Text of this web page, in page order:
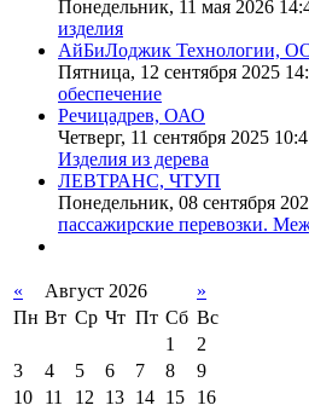
Понедельник, 11 мая 2026
изделия
АйБиЛоджик Технологии,
Пятница, 12 сентября 2025
обеспечение
Речицадрев, ОАО
Четверг, 11 сентября 2025
Изделия из дерева
ЛЕВТРАНС, ЧТУП
Понедельник, 08 сентября
пассажирские перевозки.
« Август 2026
»
Пн Вт Ср Чт Пт Сб Вс
1
2
3
4 5 6 7 8
9
10
11 12 13 14 15
16